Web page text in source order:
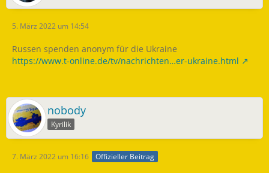
5. März 2022 um 14:54
Russen spenden anonym für die Ukraine
https://www.t-online.de/tv/nachrichten…er-ukraine.html
nobody
Kyrilik
7. März 2022 um 16:16 Offizieller Beitrag